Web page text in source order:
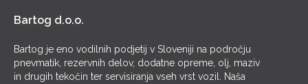
Bartog d.o.o.
Bartog je eno vodilnih podjetij v Sloveniji na področju
pnevmatik, rezervnih delov, dodatne opreme, olj, maziv
in drugih tekočin ter servisiranja vseh vrst vozil. Naša